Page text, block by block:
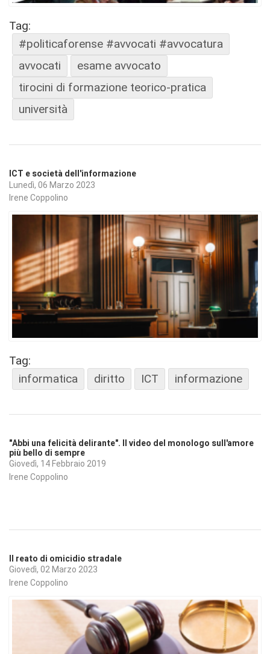
Tag:
#politicaforense #avvocati #avvocatura
avvocati
esame avvocato
tirocini di formazione teorico-pratica
università
ICT e società dell'informazione
Lunedì, 06 Marzo 2023
Irene Coppolino
Tag:
informatica
diritto ICT informazione
"Abbi una felicità delirante". Il video del monologo sull'amore
più bello di sempre
Giovedì, 14 Febbraio 2019
Irene Coppolino
Il reato di omicidio stradale
Giovedì, 02 Marzo 2023
Irene Coppolino